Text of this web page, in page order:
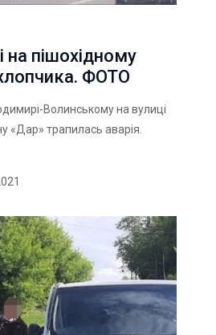
на пішохідному
ФОТО
Волинському на вулиці
«Дар» трапилась аварія.